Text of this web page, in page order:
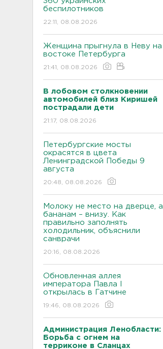
беспилотников
22:11, 08.08.2026
Женщина прыгнула в Неву на
востоке Петербурга
21:41, 08.08.2026
В лобовом столкновении
автомобилей близ Киришей
пострадали дети
21:17, 08.08.2026
Петербургские мосты
окрасятся в цвета
Ленинградской Победы 9
августа
20:48, 08.08.2026
Молоку не место на дверце, а
бананам – внизу. Как
правильно заполнять
холодильник, объяснили
санврачи
20:16, 08.08.2026
Обновленная аллея
императора Павла I
открылась в Гатчине
19:46, 08.08.2026
Администрация Ленобласти:
Борьба с огнем на
терриконе в Сланцах